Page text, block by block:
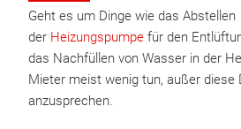
Geht es um Dinge wie das Abstellen
der Heizungspumpe für den
das Nachfüllen von Wasser in der
Mieter meist wenig tun, außer diese
anzusprechen.